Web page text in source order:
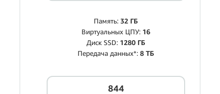
Память: 32 ГБ
Виртуальных ЦПУ: 16
Диск SSD: 1280 ГБ
Передача данных*: 8 ТБ
844